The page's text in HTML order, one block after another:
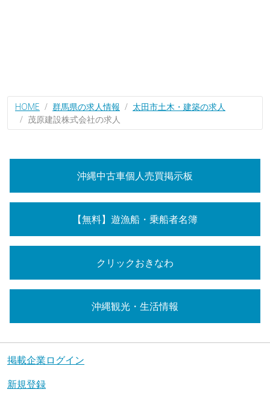
HOME 群馬県の求人情報
太田市土木・建築の求人
茂原建設株式会社の求人
沖縄中古車個人売買掲示板
【無料】遊漁船・乗船者名簿
クリックおきなわ
沖縄観光・生活情報
掲載企業ログイン
新規登録